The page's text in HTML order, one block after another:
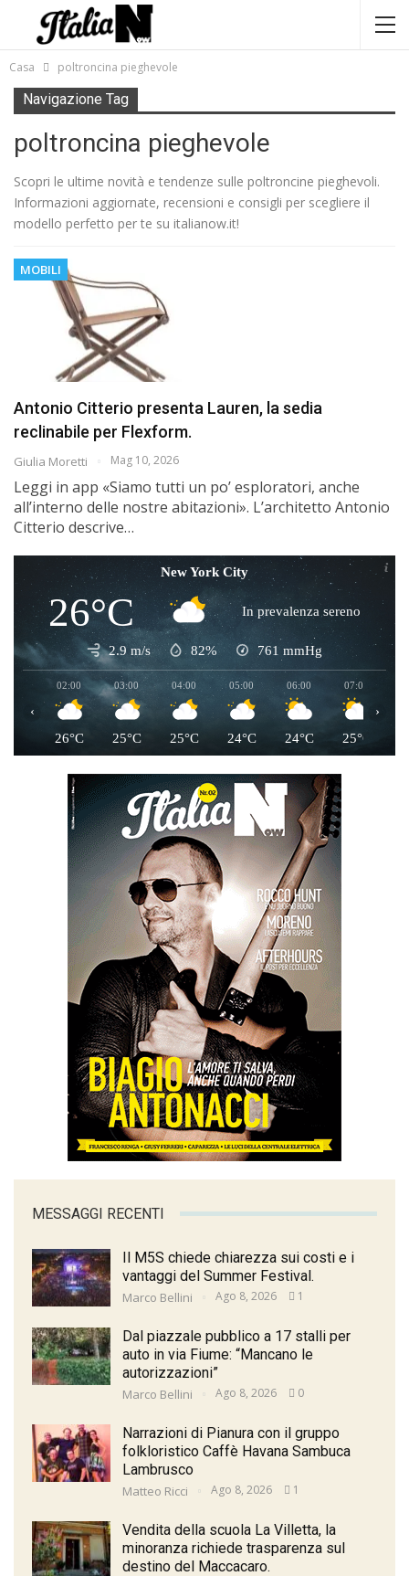
Casa poltroncina pieghevole
Navigazione Tag
poltroncina pieghevole
Scopri le ultime novità e tendenze sulle poltroncine pieghevoli.
Informazioni aggiornate, recensioni e consigli per scegliere il
modello perfetto per te su italianow.it!
MOBILI
Antonio Citterio presenta Lauren, la sedia
reclinabile per Flexform.
Giulia Moretti Mag 10, 2026
Leggi in app «Siamo tutti un po’ esploratori, anche
all’interno delle nostre abitazioni». L’architetto Antonio
Citterio descrive…
New York City
26°C In prevalenza sereno
2.9 m/s 82% 761 mmHg
02:00
26°C
03:00
25°C
04:00
25°C
05:00
24°C
06:00
24°C
07:00
25°C
‹ ›
MESSAGGI RECENTI
Il M5S chiede chiarezza sui costi e i
vantaggi del Summer Festival.
Marco Bellini Ago 8, 2026 1
Dal piazzale pubblico a 17 stalli per
auto in via Fiume: “Mancano le
autorizzazioni”
Marco Bellini Ago 8, 2026 0
Narrazioni di Pianura con il gruppo
folkloristico Caffè Havana Sambuca
Lambrusco
Matteo Ricci Ago 8, 2026 1
Vendita della scuola La Villetta, la
minoranza richiede trasparenza sul
destino del Maccacaro.